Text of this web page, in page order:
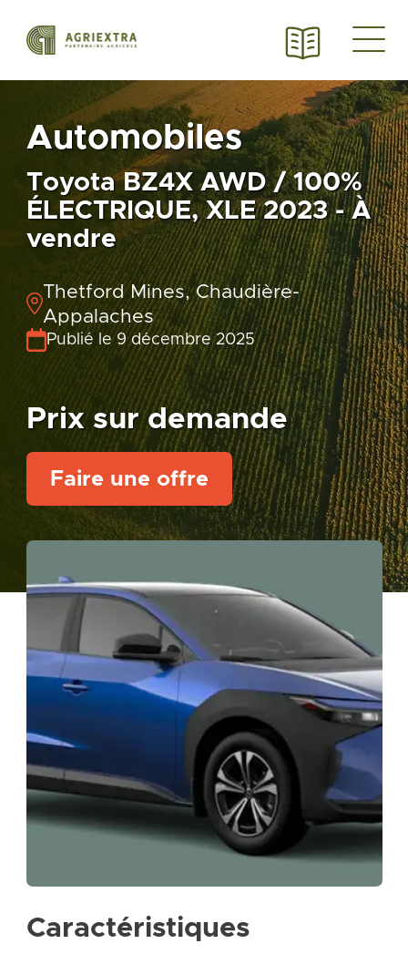
Automobiles
Toyota BZ4X AWD / 100%
ÉLECTRIQUE, XLE 2023 - À
vendre
Thetford Mines, Chaudière-
Appalaches
Publié le 9 décembre 2025
Prix sur demande
Faire une offre
Caractéristiques